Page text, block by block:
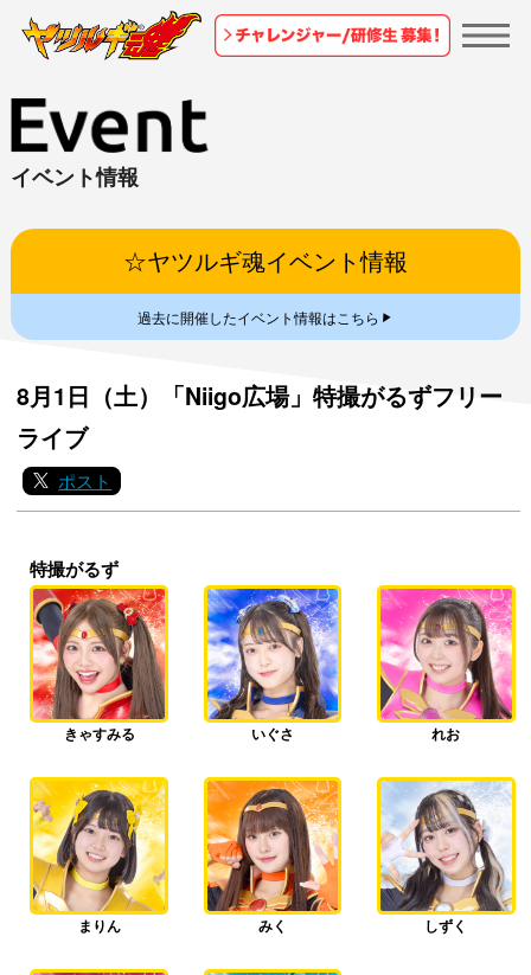
イベント情報
☆ヤツルギ魂イベント情報
過去に開催したイベント情報はこちら▼
8月1日（土）「Niigo広場」特撮がるずフリー
ライブ
ポスト
特撮がるず
きゃすみる いぐさ れお
まりん みく しずく